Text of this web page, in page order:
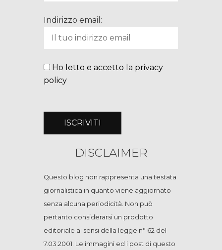
Indirizzo email:
Ho letto e accetto la privacy
policy
DISCLAIMER
Questo blog non rappresenta una testata
giornalistica in quanto viene aggiornato
senza alcuna periodicità. Non può
pertanto considerarsi un prodotto
editoriale ai sensi della legge n° 62 del
7.03.2001. Le immagini ed i post di questo